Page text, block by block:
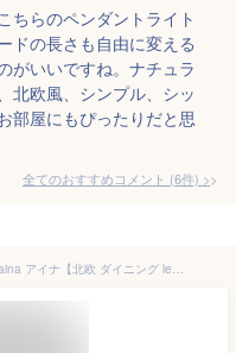
ちらのペンダントライト
ドの長さも自由に変える
がいいですね。ナチュラ
北欧風、シンプル、シッ
部屋にもぴったりだと思
全てのおすすめコメント (6件) >
ペンダントライト 1灯 kolmio コルミオ aina アイナ【北欧 ダイニング led 照明 おしゃれ キッチン 玄関 トイレ 天井 ダクトレール用 スポットライト ダイニング用 食卓用 デザイン かわいい 照明器具 間接照明 リビング用 居間用 シンプル 子供部屋】